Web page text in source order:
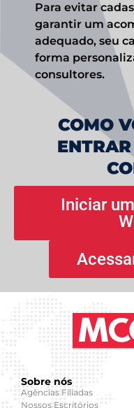
Para evitar
garantir um
adequado, seu
forma
consultores.
COMO
Iniciar
Sobre nós
Agências Filiadas
Nossos Escritórios